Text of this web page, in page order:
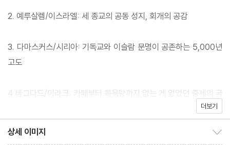
을까? 57개 나라 20억이 이슬람을 믿는다. 전 세계 인구의 4분의 1
장세를 지속할 수 있을까?
랜 시간에 걸친 서구와 이슬람 세계의 정복 전쟁, 중동 지역에 무분
별하게 개입한 강대국의 자국 이기주의, 정권을 유지하기 위해 이슬
람 원리주의 집단을 비호하는 아랍의 독재 정권 등을 들 수 있다. 실
제로 테러집단은 이슬람 세계에서 대중의 지지를 얻지 못하고 있다.
2. 예루살렘/이스라엘: 세 종교의 공동 성지, 회개의 공감
3. 다마스커스/시리아: 기독교와 이슬람 문명이 공존하는 5,000년
고도
4 바그다드/이라크: 카페부터 목욕탕까지 없는 게 없었던 중세의 국
5. 두바이/아랍에미리트: 불가능을 가능으로 바꾼 사막의 첨단 도시
더보기
상세 이미지